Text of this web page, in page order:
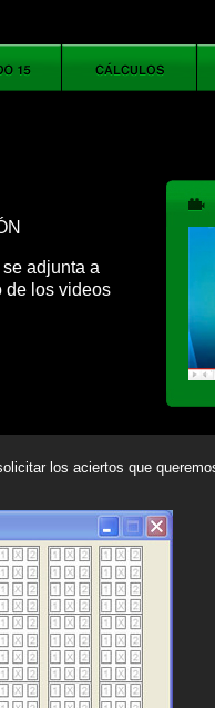
adjunta a
de los videos
los aciertos que